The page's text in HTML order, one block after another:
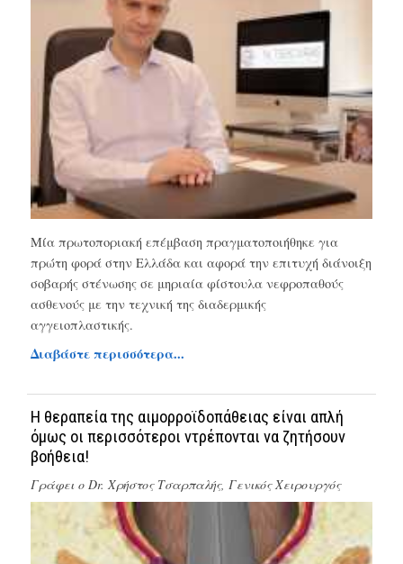
Μία πρωτοποριακή επέμβαση πραγματοποιήθηκε για
πρώτη φορά στην Ελλάδα και αφορά την επιτυχή διάνοιξη
σοβαρής στένωσης σε μηριαία φίστουλα νεφροπαθούς
ασθενούς με την τεχνική της διαδερμικής
αγγειοπλαστικής.
Διαβάστε περισσότερα...
Η θεραπεία της αιμορροϊδοπάθειας είναι απλή
όμως οι περισσότεροι ντρέπονται να ζητήσουν
βοήθεια!
Γράφει ο Dr. Χρήστος Τσαρπαλής, Γενικός Χειρουργός